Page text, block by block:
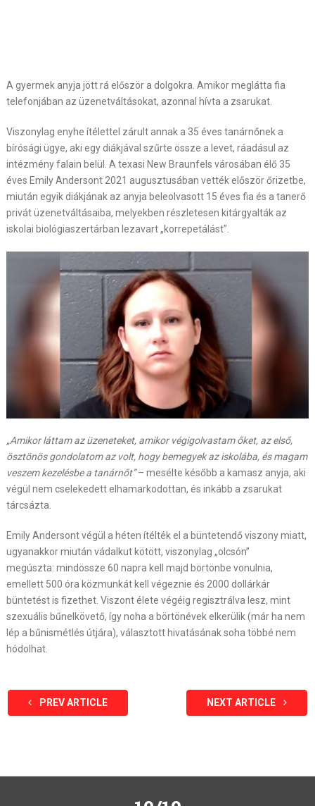
A gyermek anyja jött rá először a dolgokra. Amikor meglátta fia
telefonjában az üzenetváltásokat, azonnal hívta a zsarukat.
Viszonylag enyhe ítélettel zárult annak a 35 éves tanárnőnek a
bírósági ügye, aki egy diákjával szűrte össze a levet, ráadásul az
intézmény falain belül. A texasi New Braunfels városában élő 35
éves Emily Andersont 2021 augusztusában vették először őrizetbe,
miután egyik diákjának az anyja beleolvasott 15 éves fia és a tanerő
privát üzenetváltásaiba, melyekben részletesen kitárgyalták az
iskolai biológiaszertárban lezavart „korrepetálást”.
„Amikor láttam az üzeneteket, amikor végigolvastam őket, az első,
ösztönös gondolatom az volt, hogy bemegyek az iskolába, és magam
veszem kezelésbe a tanárnőt”– mesélte később a kamasz anyja, aki
végül nem cselekedett elhamarkodottan, és inkább a zsarukat
tárcsázta.
Emily Andersont végül a héten ítélték el a büntetendő viszony miatt,
ugyanakkor miután vádalkut kötött, viszonylag „olcsón”
megúszta: mindössze 60 napra kell majd börtönbe vonulnia,
emellett 500 óra közmunkát kell végeznie és 2000 dollárkár
büntetést is fizethet. Viszont élete végéig regisztrálva lesz, mint
szexuális bűnelkövető, így noha a börtönévek elkerülik (már ha nem
lép a bűnismétlés útjára), választott hivatásának soha többé nem
hódolhat.
PREV ARTICLE NEXT ARTICLE